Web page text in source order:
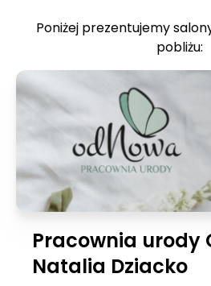
Poniżej prezentujemy
pobliżu:
Pracownia urody
Natalia Dziacko